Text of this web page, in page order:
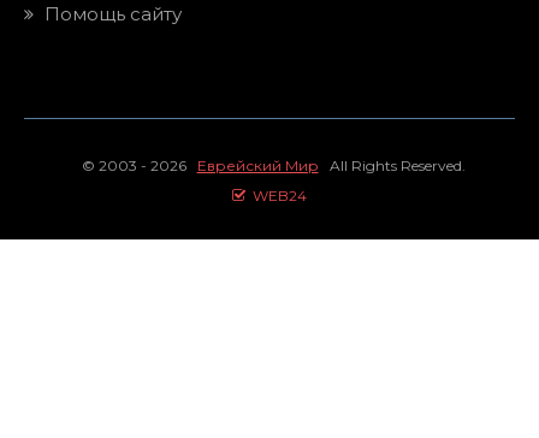
Помощь сайту
© 2003 - 2026 Еврейский Мир All Rights Reserved.
WEB24